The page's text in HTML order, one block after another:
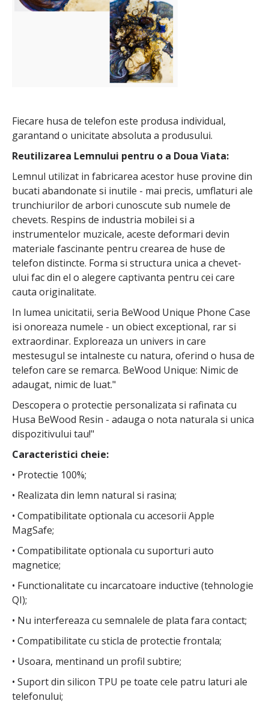
Fiecare husa de telefon este produsa individual,
garantand o unicitate absoluta a produsului.
Reutilizarea Lemnului pentru o a Doua Viata:
Lemnul utilizat in fabricarea acestor huse provine din
bucati abandonate si inutile - mai precis, umflaturi ale
trunchiurilor de arbori cunoscute sub numele de
chevets. Respins de industria mobilei si a
instrumentelor muzicale, aceste deformari devin
materiale fascinante pentru crearea de huse de
telefon distincte. Forma si structura unica a chevet-
ului fac din el o alegere captivanta pentru cei care
cauta originalitate.
In lumea unicitatii, seria BeWood Unique Phone Case
isi onoreaza numele - un obiect exceptional, rar si
extraordinar. Exploreaza un univers in care
mestesugul se intalneste cu natura, oferind o husa de
telefon care se remarca. BeWood Unique: Nimic de
adaugat, nimic de luat."
Descopera o protectie personalizata si rafinata cu
Husa BeWood Resin - adauga o nota naturala si unica
dispozitivului tau!"
Caracteristici cheie:
• Protectie 100%;
• Realizata din lemn natural si rasina;
• Compatibilitate optionala cu accesorii Apple
MagSafe;
• Compatibilitate optionala cu suporturi auto
magnetice;
• Functionalitate cu incarcatoare inductive (tehnologie
QI);
• Nu interfereaza cu semnalele de plata fara contact;
• Compatibilitate cu sticla de protectie frontala;
• Usoara, mentinand un profil subtire;
• Suport din silicon TPU pe toate cele patru laturi ale
telefonului;